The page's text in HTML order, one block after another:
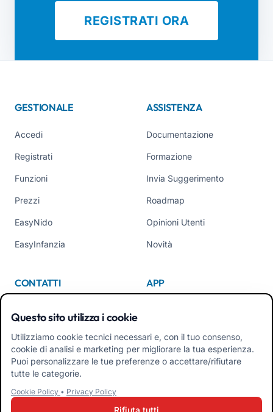
REGISTRATI ORA
GESTIONALE
Accedi
Registrati
Funzioni
Prezzi
EasyNido
EasyInfanzia
ASSISTENZA
Documentazione
Formazione
Invia Suggerimento
Roadmap
Opinioni Utenti
Novità
CONTATTI
Contattaci
Tel +39 02 84152514
APP
Questo sito utilizza i cookie
Utilizziamo cookie tecnici necessari e, con il tuo consenso,
cookie di analisi e marketing per migliorare la tua esperienza.
Puoi personalizzare le tue preferenze o accettare/rifiutare
tutte le categorie.
Cookie Policy • Privacy Policy
Rifiuta tutti